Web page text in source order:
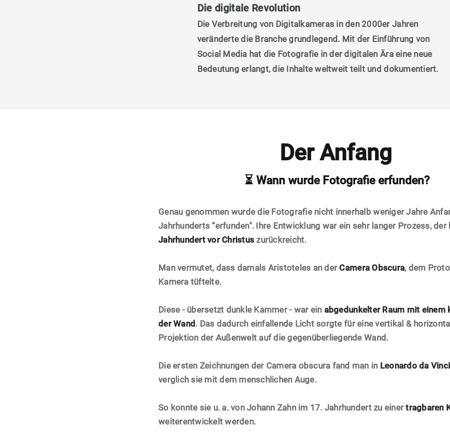
Die digitale Revolution
Die Verbreitung von Digitalkameras in den 2000er Jahren
veränderte die Branche grundlegend. Mit der Einführung von
Social Media hat die Fotografie in der digitalen Ära eine neue
Bedeutung erlangt, die Inhalte weltweit teilt und dokumentiert.
Der Anfang
⏳ Wann wurde Fotografie erfunden?
Genau genommen wurde die Fotografie nicht innerhalb weniger Jahre
Jahrhunderts “erfunden". Ihre Entwicklung war ein sehr langer Prozess,
Jahrhundert vor Christus zurückreicht.
Man vermutet, dass damals Aristoteles an derCamera Obscura, dem
Kamera tüftelte.
Diese - übersetzt dunkle Kammer - war ein abgedunkelter Raum mit einem
der Wand . Das dadurch einfallende Licht sorgte für eine vertikal &
Projektion der Außenwelt auf die gegenüberliegende Wand.
Die ersten Zeichnungen der Camera obscura fand man in Leonardo da
verglich sie mit dem menschlichen Auge.
So konnte sie u. a. von Johann Zahn im 17. Jahrhundert zu einertragbaren
weiterentwickelt werden.